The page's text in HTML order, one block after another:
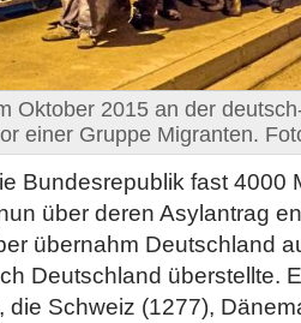
Oktober 2015 an der
einer Gruppe Migranten.
Bundesrepublik fast 4000
über deren Asylantrag
übernahm Deutschland
Deutschland überstellte.
die Schweiz (1277),